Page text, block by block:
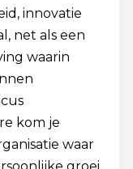
innovatie
net als een
waarin
kom je
waar